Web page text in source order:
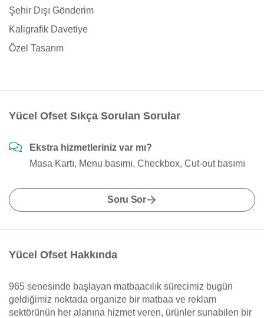
Şehir Dışı Gönderim
Kaligrafik Davetiye
Özel Tasarım
Yücel Ofset Sıkça Sorulan Sorular
Ekstra hizmetleriniz var mı?
Masa Kartı, Menu basımı, Checkbox, Cut-out basımı
Soru Sor
Yücel Ofset Hakkında
965 senesinde başlayan matbaacılık sürecimiz bugün
geldiğimiz noktada organize bir matbaa ve reklam
sektörünün her alanına hizmet veren, ürünler sunabilen bir